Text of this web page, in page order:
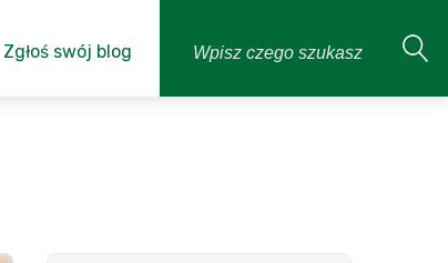
Zgłoś swój blog